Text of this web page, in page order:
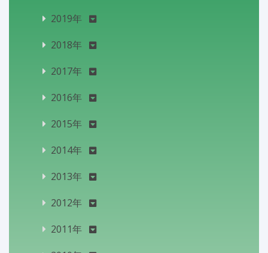
2019年
2018年
2017年
2016年
2015年
2014年
2013年
2012年
2011年